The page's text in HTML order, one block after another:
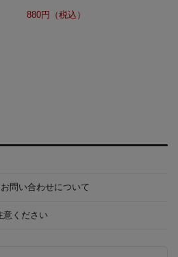
880円（税込）
問い合わせについて
意ください